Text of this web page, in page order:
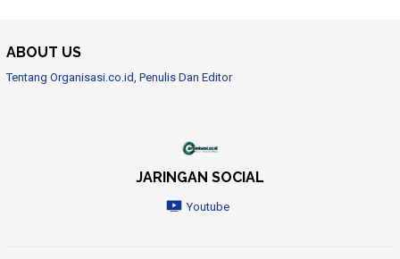
ABOUT US
Tentang Organisasi.co.id, Penulis Dan Editor
JARINGAN SOCIAL
Youtube